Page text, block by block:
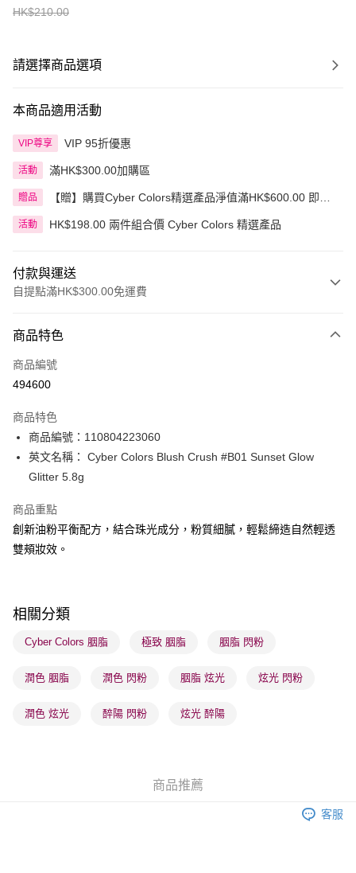
HK$210.00
請選擇商品選項
本商品適用活動
VIP尊享 VIP 95折優惠
活動 滿HK$300.00加購區
贈品
【贈】購買Cyber Colors精選產品淨值滿HK$600.00 即送
活動 HK$198.00 兩件組合價 Cyber Colors 精選產品
付款與運送
自提點滿HK$300.00免運費
信用卡
Apple Pay
PayMe
WeChat Pay
送貨方式
順豐自助櫃 - 確認發貨後1-3個工作天送達
順豐站及營業點 - 確認發貨後1-3個工作天送達
物流公司進行物流配送
商品特色
商品編號
494600
商品特色
商品編號：110804223060
英文名稱： Cyber Colors Blush Crush #B01 Sunset Glow
Glitter 5.8g
商品重點
創新油粉平衡配方，結合珠光成分，粉質細膩，輕鬆締造自然輕透
雙頰妝效。
相關分類
Cyber Colors 胭脂 極致 胭脂 胭脂 閃粉
潤色 胭脂 潤色 閃粉 胭脂 炫光 炫光 閃粉
潤色 炫光 醉陽 閃粉 炫光 醉陽
商品推薦
客服